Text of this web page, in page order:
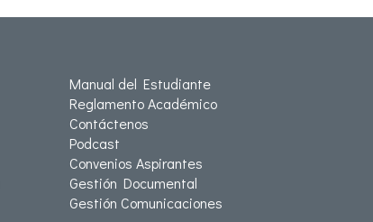
Manual del Estudiante
Reglamento Académico
Contáctenos
Podcast
Convenios Aspirantes
Gestión Documental
Gestión Comunicaciones